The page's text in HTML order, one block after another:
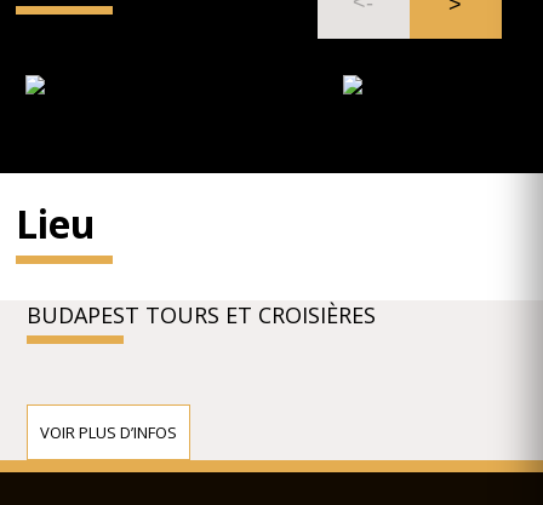
Lieu
BUDAPEST TOURS ET CROISIÈRES
VOIR PLUS D’INFOS